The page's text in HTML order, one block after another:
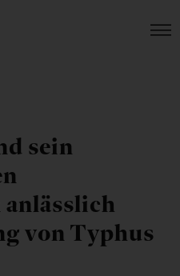
sein
von Typhus